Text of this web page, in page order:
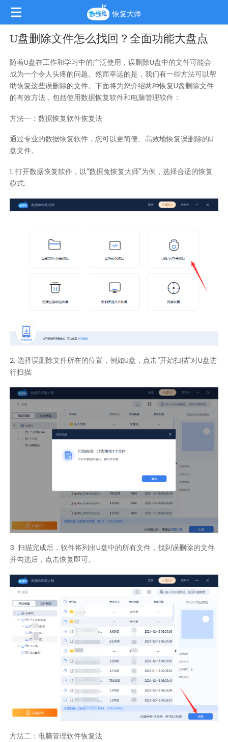
恢复大师
U盘删除文件怎么找回？全面功能大盘点
随着U盘在工作和学习中的广泛使用，误删除U盘中的文件可能会
成为一个令人头疼的问题。然而幸运的是，我们有一些方法可以帮
助恢复这些误删除的文件。下面将为您介绍两种恢复U盘删除文件
的有效方法，包括使用数据恢复软件和电脑管理软件：
方法一：数据恢复软件恢复法
通过专业的数据恢复软件，您可以更简便、高效地恢复误删除的U
盘文件。
1. 打开数据恢复软件，以“数据兔恢复大师”为例，选择合适的恢复
模式;
2. 选择误删除文件所在的位置，例如U盘，点击“开始扫描”对U盘进
行扫描;
3. 扫描完成后，软件将列出U盘中的所有文件，找到误删除的文件
并勾选后，点击恢复即可。
方法二：电脑管理软件恢复法